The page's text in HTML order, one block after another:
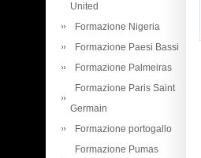
United
Formazione Nigeria
Formazione Paesi Bassi
Formazione Palmeiras
Formazione Paris Saint
Germain
Formazione portogallo
Formazione Pumas